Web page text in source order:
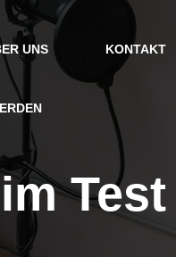
UNS KONTAKT
Test